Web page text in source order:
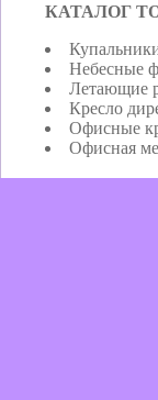
КАТАЛОГ
Небесные
Летающие
Кресло
Офисные
Офисная